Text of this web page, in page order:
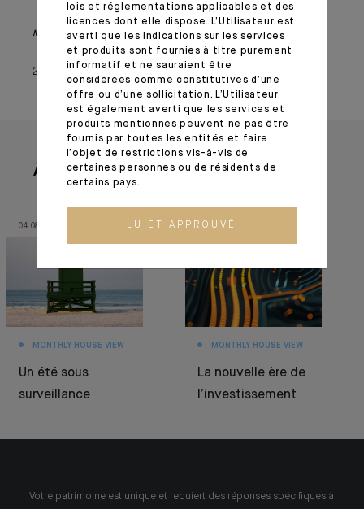
Monthly House View, paru le 22/03/2022 – Extrait de l'Editorial
25 mars 2022
À lire aussi
04.08.26
MONTHLY HOUSE VIEW
Un été sous
surveillance
30.06.26
MONTHLY HOUSE VIEW
La nouvelle ère de
l’investissement
Votre patrimoine est unique et requiert des réponses spécifiques à
lois et réglementations applicables et des
licences dont elle dispose. L’Utilisateur est
averti que les indications sur les services
et produits sont fournies à titre purement
informatif et ne sauraient être
considérées comme constitutives d’une
offre ou d’une sollicitation. L’Utilisateur
est également averti que les services et
produits mentionnés peuvent ne pas être
fournis par toutes les entités et faire
l’objet de restrictions vis-à-vis de
certaines personnes ou de résidents de
certains pays.
LU ET APPROUVÉ